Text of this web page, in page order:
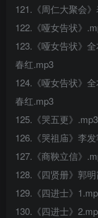
121.《周仁大聚会
122.《哑女告状》
123.《哑女告状》
春红.mp3
124.《哑女告状》
春红.mp3
125.《哭五更》.mp3
126.《哭祖庙》李
127.《商鞅立信》
128.《四贤册》郭
129.《四进士》
130.《四进士》